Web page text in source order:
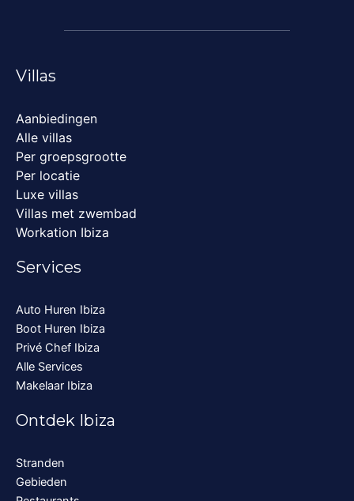
Villas
Aanbiedingen
Alle villas
Per groepsgrootte
Per locatie
Luxe villas
Villas met zwembad
Workation Ibiza
Services
Auto Huren Ibiza
Boot Huren Ibiza
Privé Chef Ibiza
Alle Services
Makelaar Ibiza
Ontdek Ibiza
Stranden
Gebieden